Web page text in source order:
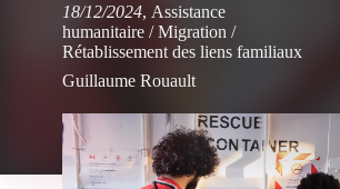
18/12/2024, Assistance
humanitaire /Migration /
Rétablissement des liens familiaux
Guillaume Rouault